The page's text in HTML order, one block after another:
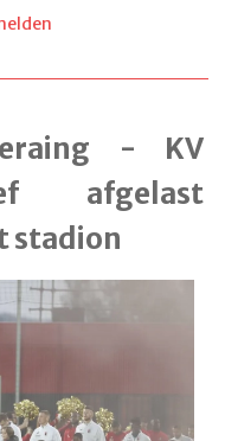
- KV
afgelast
stadion